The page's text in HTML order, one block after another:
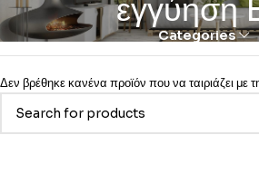
εγγύηση
Categories
Δεν βρέθηκε κανένα προϊόν που να ταιριάζει με